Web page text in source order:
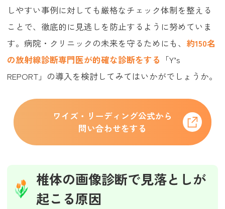
しやすい事例に対しても厳格なチェック体制を整える
ことで、徹底的に見逃しを防止するように努めていま
す。病院・クリニックの未来を守るためにも、 約150名
の放射線診断専門医が的確な診断をする 「Y’s
REPORT」の導入を検討してみてはいかがでしょうか。
ワイズ・リーディング公式から
問い合わせをする
椎体の画像診断で見落としが
起こる原因